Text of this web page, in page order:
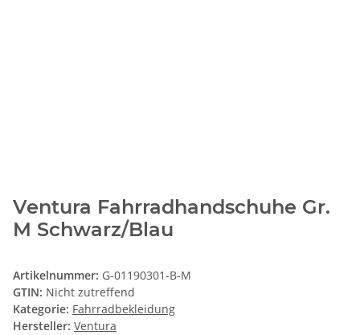
Ventura Fahrradhandschuhe Gr.
M Schwarz/Blau
Artikelnummer: G-01190301-B-M
GTIN: Nicht zutreffend
Kategorie: Fahrradbekleidung
Hersteller: Ventura